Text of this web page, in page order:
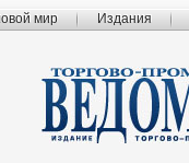
мир Издания